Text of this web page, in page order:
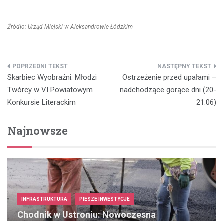
Źródło: Urząd Miejski w Aleksandrowie Łódzkim
Nawigacja
wpisu
Skarbiec Wyobraźni: Młodzi
Twórcy w VI Powiatowym
Konkursie Literackim
Ostrzeżenie przed upałami –
nadchodzące gorące dni (20-
21.06)
Najnowsze
INFRASTRUKTURA PIESZE INWESTYCJE
Chodnik w Ustroniu: Nowoczesna